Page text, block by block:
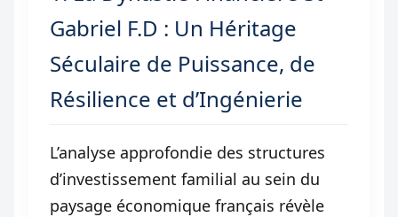
Gabriel F.D : Un Héritage
Séculaire de Puissance, de
Résilience et d’Ingénierie
L’analyse approfondie des structures
d’investissement familial au sein du
paysage économique français révèle